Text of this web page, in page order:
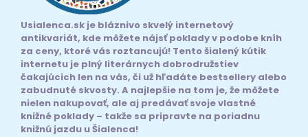
Usialenca.sk je bláznivo skvelý internetový
antikvariát, kde môžete nájsť poklady v podobe kníh
za ceny, ktoré vás roztancujú! Tento šialený kútik
internetu je plný literárnych dobrodružstiev
čakajúcich len na vás, či už hľadáte bestsellery alebo
zabudnuté skvosty. A najlepšie na tom je, že môžete
nielen nakupovať, ale aj predávať svoje vlastné
knižné poklady – takže sa pripravte na poriadnu
knižnú jazdu u Šialenca!